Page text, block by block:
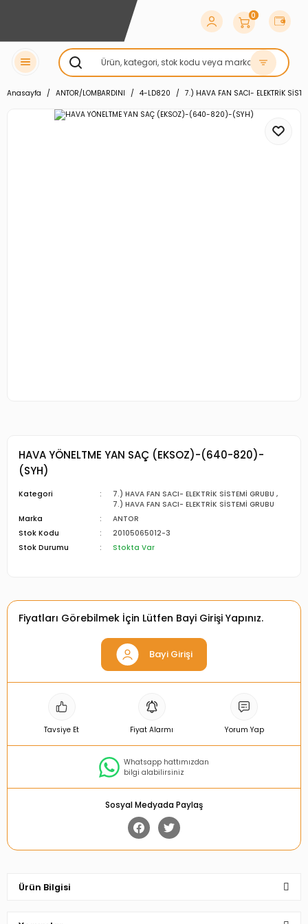
0
Anasayfa ANTOR/LOMBARDINI 4-LD820 7.) HAVA FAN SACI- ELEKTRİK
HAVA YÖNELTME YAN SAÇ (EKSOZ)-(640-820)-
(SYH)
Kategori 7.) HAVA FAN SACI- ELEKTRİK SİSTEMİ GRUBU ,
7.) HAVA FAN SACI- ELEKTRİK SİSTEMİ GRUBU
Marka
ANTOR
Stok Kodu
20105065012-3
Stok Durumu
Stokta Var
Fiyatları Görebilmek İçin Lütfen Bayi Girişi Yapınız.
Bayi Girişi
Tavsiye Et Fiyat Alarmı Yorum Yap
Whatsapp hattımızdan
bilgi alabilirsiniz
Sosyal Medyada Paylaş
Ürün Bilgisi